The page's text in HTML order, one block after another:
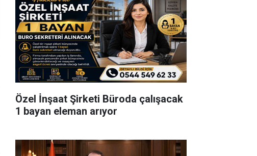
Özel İnşaat Şirketi Büroda çalışacak
1 bayan eleman arıyor